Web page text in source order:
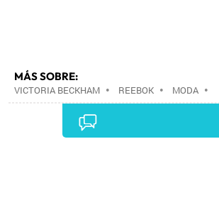
MÁS SOBRE:
VICTORIA BECKHAM • REEBOK • MODA •
•CONFECCIÓN•ECONOMÍA•